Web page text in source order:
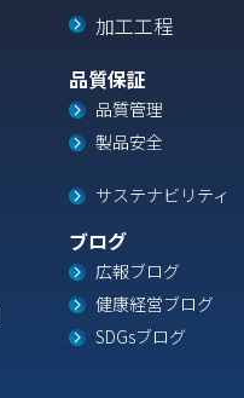
加工工程
品質保証
品質管理
製品安全
サステナビリティ
ブログ
広報ブログ
健康経営ブログ
SDGsブログ